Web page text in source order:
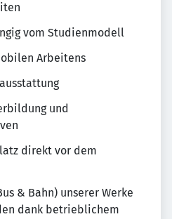
vom Studienmodell
Arbeitens
und
direkt vor dem
& Bahn) unserer Werke
dank betrieblichem